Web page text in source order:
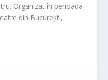
Organizat în perioada
din București,